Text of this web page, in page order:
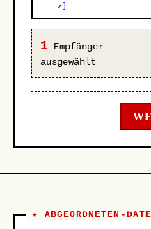
↗]
1 Empfänger
ausgewählt
★ ABGEORDNETEN-